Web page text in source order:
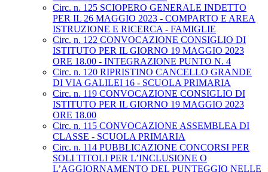
Circ. n. 125 SCIOPERO GENERALE INDETTO
PER IL 26 MAGGIO 2023 - COMPARTO E AREA
ISTRUZIONE E RICERCA - FAMIGLIE
Circ. n. 122 CONVOCAZIONE CONSIGLIO DI
ISTITUTO PER IL GIORNO 19 MAGGIO 2023
ORE 18.00 - INTEGRAZIONE PUNTO N. 4
Circ. n. 120 RIPRISTINO CANCELLO GRANDE
DI VIA GALILEI 16 - SCUOLA PRIMARIA
Circ. n. 119 CONVOCAZIONE CONSIGLIO DI
ISTITUTO PER IL GIORNO 19 MAGGIO 2023
ORE 18.00
Circ. n. 115 CONVOCAZIONE ASSEMBLEA DI
CLASSE - SCUOLA PRIMARIA
Circ. n. 114 PUBBLICAZIONE CONCORSI PER
SOLI TITOLI PER L’INCLUSIONE O
L’AGGIORNAMENTO DEL PUNTEGGIO NELLE